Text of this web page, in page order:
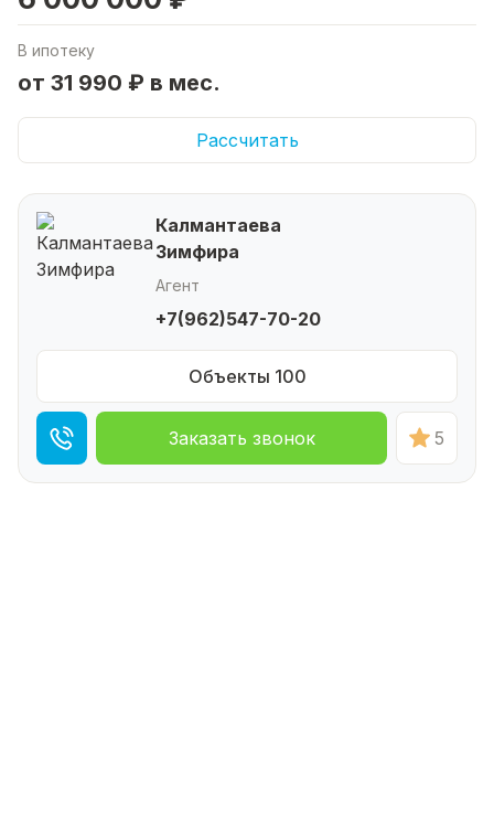
В ипотеку
от 31 990 ₽ в мес.
Рассчитать
Калмантаева
Зимфира
Агент
+7(962)547-70-20
Объекты 100
Заказать звонок 5